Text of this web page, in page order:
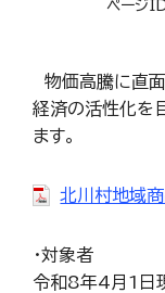
ページ
物価高騰に直
経済の活性化を
ます。
北川村地域
・対象者
令和8年4月1日